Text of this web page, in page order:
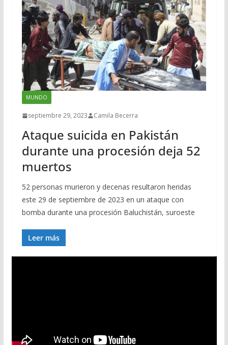
MUNDO
septiembre 29, 2023 Camila Becerra
Ataque suicida en Pakistán
durante una procesión deja 52
muertos
52 personas murieron y decenas resultaron heridas
este 29 de septiembre de 2023 en un ataque con
bomba durante una procesión Baluchistán, suroeste
Leer más